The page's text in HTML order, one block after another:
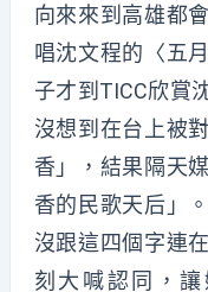
向來來到高雄都
唱沈文程的〈五
子才到TICC欣賞
沒想到在台上被
香」，結果隔天
香的民歌天后」
沒跟這四個字連
刻大喊認同，